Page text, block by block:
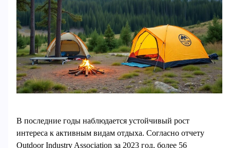
В последние годы наблюдается устойчивый рост
интереса к активным видам отдыха. Согласно отчету
Outdoor Industry Association за 2023 год, более 56